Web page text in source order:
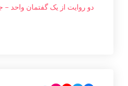
دو روایت از یک گفتمان واحد –